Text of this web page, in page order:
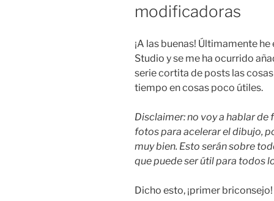
modificadoras
¡A las buenas! Últimamente
Studio y se me ha ocurrido
serie cortita de posts las
tiempo en cosas poco útiles.
Disclaimer: no voy a hablar
fotos para acelerar el dibujo,
muy bien. Esto serán sobre
que puede ser útil para todos
Dicho esto, ¡primer briconsejo!